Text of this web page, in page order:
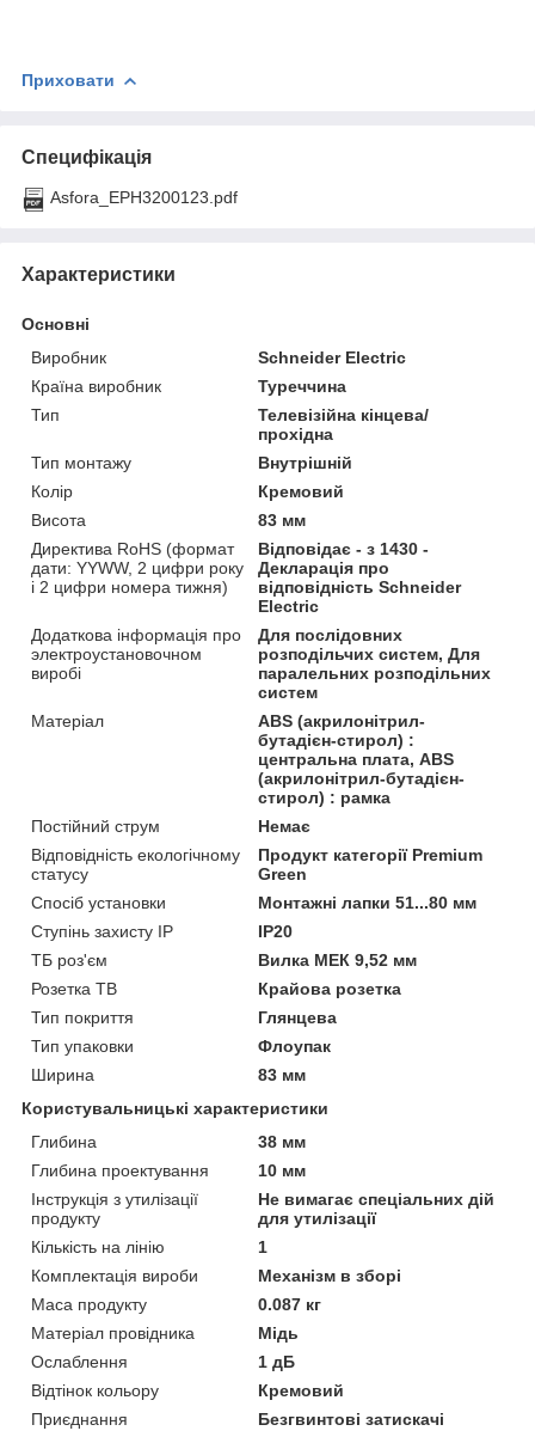
Приховати
Специфікація
Asfora_EPH3200123.pdf
Характеристики
Основні
Виробник
Schneider Electric
Країна виробник
Туреччина
Тип
Телевізійна кінцева/
прохідна
Тип монтажу
Внутрішній
Колір
Кремовий
Висота
83 мм
Директива RoHS (формат
дати: YYWW, 2 цифри року
і 2 цифри номера тижня)
Відповідає - з 1430 -
Декларація про
відповідність Schneider
Electric
Додаткова інформація про
электроустановочном
виробі
Для послідовних
розподільчих систем, Для
паралельних розподільних
систем
Матеріал
ABS (акрилонітрил-
бутадієн-стирол) :
центральна плата, ABS
(акрилонітрил-бутадієн-
стирол) : рамка
Постійний струм
Немає
Відповідність екологічному
статусу
Продукт категорії Premium
Green
Спосіб установки
Монтажні лапки 51...80 мм
Ступінь захисту IP
IP20
ТБ роз'єм
Вилка МЕК 9,52 мм
Розетка ТВ
Крайова розетка
Тип покриття
Глянцева
Тип упаковки
Флоупак
Ширина
83 мм
Користувальницькі характеристики
Глибина
38 мм
Глибина проектування
10 мм
Інструкція з утилізації
продукту
Не вимагає спеціальних дій
для утилізації
Кількість на лінію
1
Комплектація вироби
Механізм в зборі
Маса продукту
0.087 кг
Матеріал провідника
Мідь
Ослаблення
1 дБ
Відтінок кольору
Кремовий
Приєднання
Безгвинтові затискачі